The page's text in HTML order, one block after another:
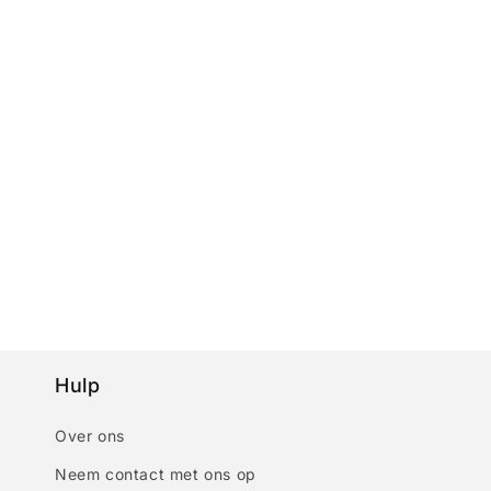
Hulp
Over ons
Neem contact met ons op